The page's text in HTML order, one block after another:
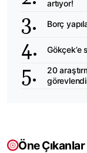
artıyor!
Borç
Gökçek’e
20
Öne Çıkanlar